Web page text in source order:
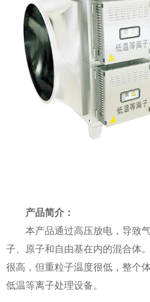
产品简介：
本产品通过高压放电，导致
子、原子和自由基在内的混合体
很高，但重粒子温度很低，整个
低温等离子处理设备。